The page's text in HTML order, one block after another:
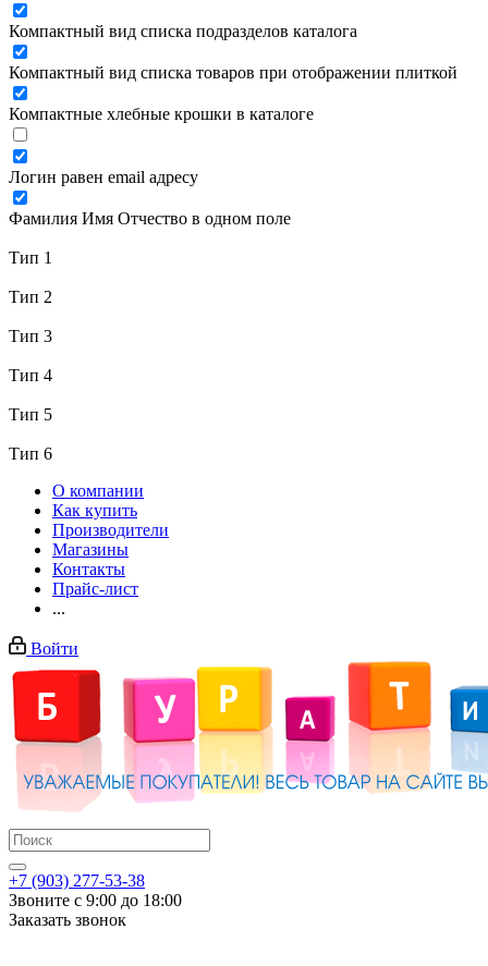
Компактный вид списка подразделов каталога
Компактный вид списка товаров при отображении плиткой
Компактные хлебные крошки в каталоге
Логин равен email адресу
Фамилия Имя Отчество в одном поле
Тип 1
Тип 2
Тип 3
Тип 4
Тип 5
Тип 6
О компании
Как купить
Производители
Магазины
Контакты
Прайс-лист
...
Войти
+7 (903) 277-53-38
Звоните с 9:00 до 18:00
Заказать звонок